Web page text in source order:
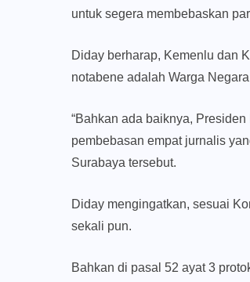
untuk segera membebaskan
Diday berharap, Kemenlu dan
notabene adalah Warga
“Bahkan ada baiknya,
pembebasan empat jurnalis
Surabaya tersebut.
Diday mengingatkan, sesuai
sekali pun.
Bahkan di pasal 52 ayat 3